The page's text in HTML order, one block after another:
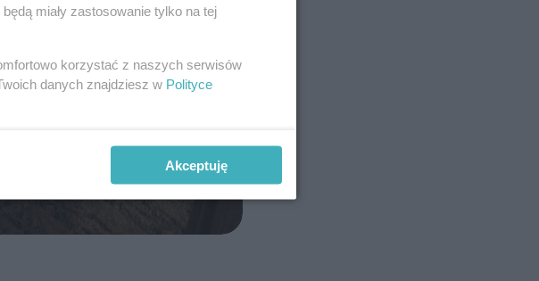
miały zastosowanie tylko na tej
korzystać z naszych serwisów
danych znajdziesz w Polityce
Akceptuję